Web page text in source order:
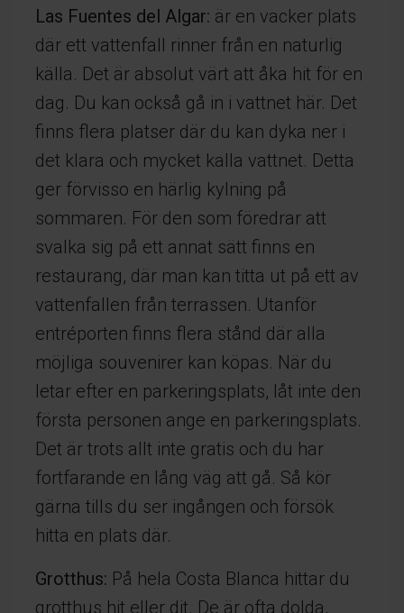
Las Fuentes del Algar: är en vacker plats
där ett vattenfall rinner från en naturlig
källa. Det är absolut värt att åka hit för en
dag. Du kan också gå in i vattnet här. Det
finns flera platser där du kan dyka ner i
det klara och mycket kalla vattnet. Detta
ger förvisso en härlig kylning på
sommaren. För den som föredrar att
svalka sig på ett annat sätt finns en
restaurang, där man kan titta ut på ett av
vattenfallen från terrassen. Utanför
entréporten finns flera stånd där alla
möjliga souvenirer kan köpas. När du
letar efter en parkeringsplats, låt inte den
första personen ange en parkeringsplats.
Det är trots allt inte gratis och du har
fortfarande en lång väg att gå. Så kör
gärna tills du ser ingången och försök
hitta en plats där.
Grotthus: På hela Costa Blanca hittar du
grotthus hit eller dit. De är ofta dolda,